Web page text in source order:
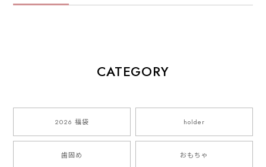
CATEGORY
2026 福袋 holder
歯固め おもちゃ